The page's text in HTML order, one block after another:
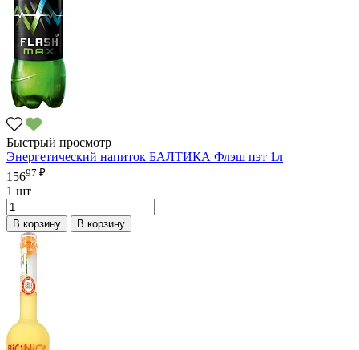
Быстрый просмотр
Энергетический напиток БАЛТИКА Флэш пэт 1л
15697 ₽
1 шт
В корзину В корзину